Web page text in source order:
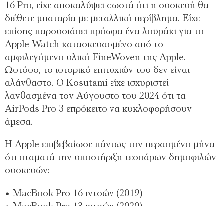
16 Pro, είχε αποκαλύψει σωστά ότι η συσκευή θα
διέθετε μπαταρία με μεταλλικό περίβλημα. Είχε
επίσης παρουσιάσει πρόωρα ένα λουράκι για το
Apple Watch κατασκευασμένο από το
αμφιλεγόμενο υλικό FineWoven της Apple.
Ωστόσο, το ιστορικό επιτυχιών του δεν είναι
αλάνθαστο. Ο Kosutami είχε ισχυριστεί
λανθασμένα τον Αύγουστο του 2024 ότι τα
AirPods Pro 3 επρόκειτο να κυκλοφορήσουν
άμεσα.
Η Apple επιβεβαίωσε πάντως τον περασμένο μήνα
ότι σταματά την υποστήριξη τεσσάρων δημοφιλών
συσκευών:
• MacBook Pro 16 ιντσών (2019)